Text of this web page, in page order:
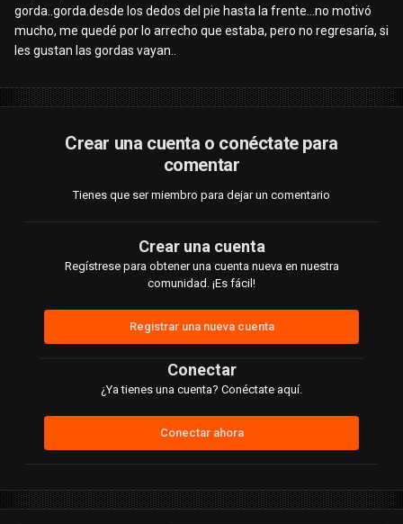
gorda..gorda.desde los dedos del pie hasta la frente...no motivó
mucho, me quedé por lo arrecho que estaba, pero no regresaría, si
les gustan las gordas vayan..
Crear una cuenta o conéctate para
comentar
Tienes que ser miembro para dejar un comentario
Crear una cuenta
Regístrese para obtener una cuenta nueva en nuestra
comunidad. ¡Es fácil!
Registrar una nueva cuenta
Conectar
¿Ya tienes una cuenta? Conéctate aquí.
Conectar ahora